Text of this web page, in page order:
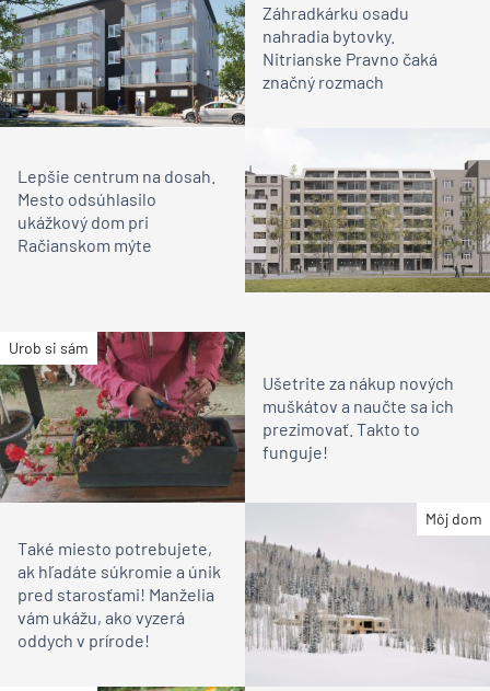
Záhradkárku osadu
nahradia bytovky.
Nitrianske Pravno čaká
značný rozmach
Lepšie centrum na dosah.
Mesto odsúhlasilo
ukážkový dom pri
Račianskom mýte
Urob si sám
Ušetrite za nákup nových
muškátov a naučte sa ich
prezimovať. Takto to
funguje!
Môj dom
Také miesto potrebujete,
ak hľadáte súkromie a únik
pred starosťami! Manželia
vám ukážu, ako vyzerá
oddych v prírode!